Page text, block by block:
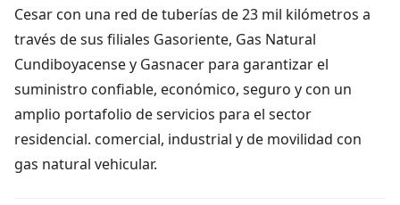
Cesar con una red de tuberías de 23 mil kilómetros a
través de sus filiales Gasoriente, Gas Natural
Cundiboyacense y Gasnacer para garantizar el
suministro confiable, económico, seguro y con un
amplio portafolio de servicios para el sector
residencial. comercial, industrial y de movilidad con
gas natural vehicular.